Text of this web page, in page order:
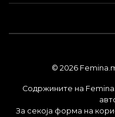
© 2026
Содржините на
За секоја форма на